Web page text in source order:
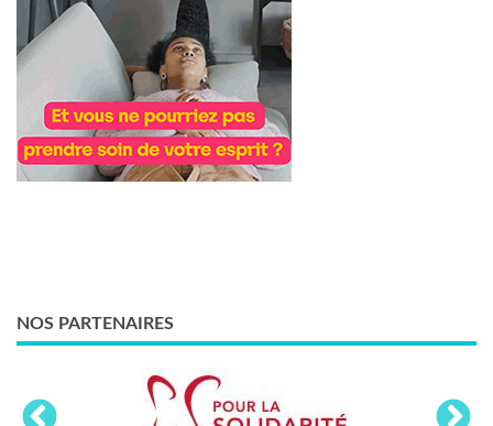
NOS PARTENAIRES